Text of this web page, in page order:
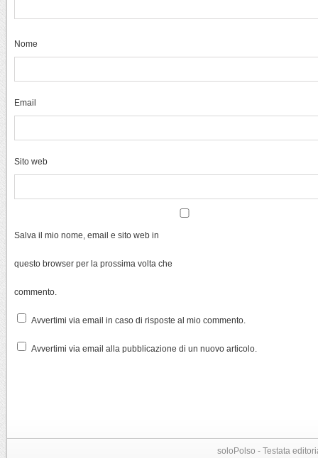
Nome
Email
Sito web
Salva il mio nome, email e sito web in
questo browser per la prossima volta che
commento.
Avvertimi via email in caso di risposte al mio commento.
Avvertimi via email alla pubblicazione di un nuovo articolo.
soloPolso - Testata